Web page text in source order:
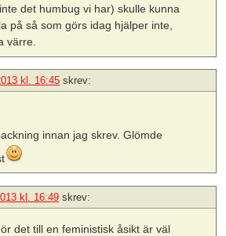
det humbug vi har) skulle kunna
på så som görs idag hjälper inte,
värre.
kl. 16:45 skrev:
innan jag skrev. Glömde
kl. 16:49 skrev:
det till en feministisk åsikt är väl